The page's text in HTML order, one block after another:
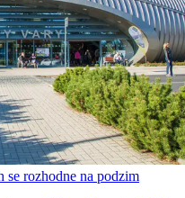
rozhodne na podzim